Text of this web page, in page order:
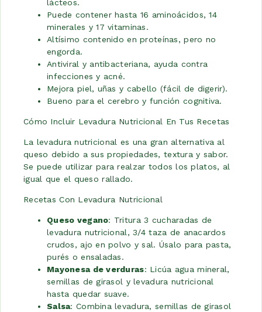
lácteos.
Puede contener hasta 16 aminoácidos, 14
minerales y 17 vitaminas.
Altísimo contenido en proteínas, pero no
engorda.
Antiviral y antibacteriana, ayuda contra
infecciones y acné.
Mejora piel, uñas y cabello (fácil de digerir).
Bueno para el cerebro y función cognitiva.
Cómo Incluir Levadura Nutricional En Tus Recetas
La levadura nutricional es una gran alternativa al
queso debido a sus propiedades, textura y sabor.
Se puede utilizar para realzar todos los platos, al
igual que el queso rallado.
Recetas Con Levadura Nutricional
Queso vegano: Tritura 3 cucharadas de
levadura nutricional, 3/4 taza de anacardos
crudos, ajo en polvo y sal. Úsalo para pasta,
purés o ensaladas.
Mayonesa de verduras: Licúa agua mineral,
semillas de girasol y levadura nutricional
hasta quedar suave.
Salsa: Combina levadura, semillas de girasol